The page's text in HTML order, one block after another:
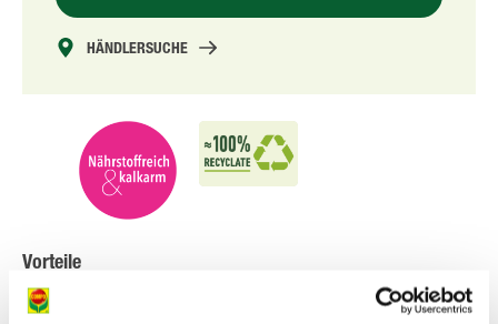
HÄNDLERSUCHE
Vorteile
die einfache Orchideenpflege: Gießen & Düngen in